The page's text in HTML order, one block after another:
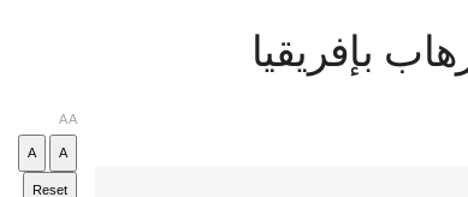
بإفريقيا
AA
A
A
Reset